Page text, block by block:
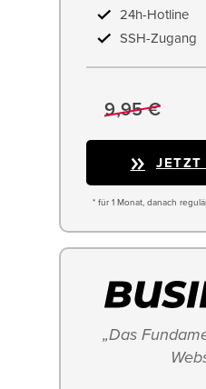
24h-Hotline
SSH-Zugang
9,95 €
JETZT
* für 1 Monat, danach
„Das